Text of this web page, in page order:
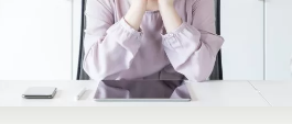
ページ制作後の運用